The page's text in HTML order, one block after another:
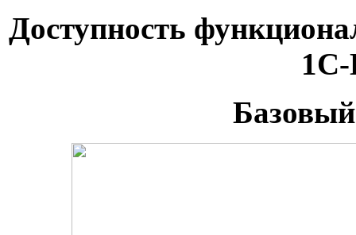
Доступность
1С-